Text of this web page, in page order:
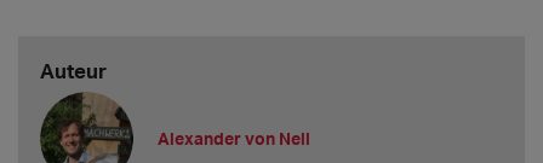
Auteur
Alexander von Nell